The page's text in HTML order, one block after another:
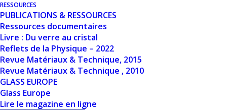
RESSOURCES
PUBLICATIONS & RESSOURCES
Ressources documentaires
Livre : Du verre au cristal
Reflets de la Physique – 2022
Revue Matériaux & Technique, 2015
Revue Matériaux & Technique , 2010
GLASS EUROPE
Glass Europe
Lire le magazine en ligne
L. HUANG